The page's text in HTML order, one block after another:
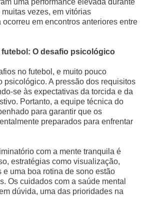
uma performance elevada durante
vezes, em vitórias
ocorreu em encontros anteriores entre
O desafio psicológico
no futebol, e muito pouco
psicológico. A pressão dos requisitos
se às expectativas da torcida e da
Portanto, a equipe técnica do
para garantir que os
preparados para enfrentar
com a mente tranquila é
estratégias como visualização,
e uma boa rotina de sono estão
Os cuidados com a saúde mental
dúvida, uma das prioridades na